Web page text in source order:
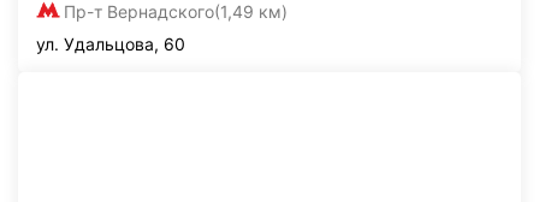
Пр-т Вернадского(1,49 км)
ул. Удальцова, 60